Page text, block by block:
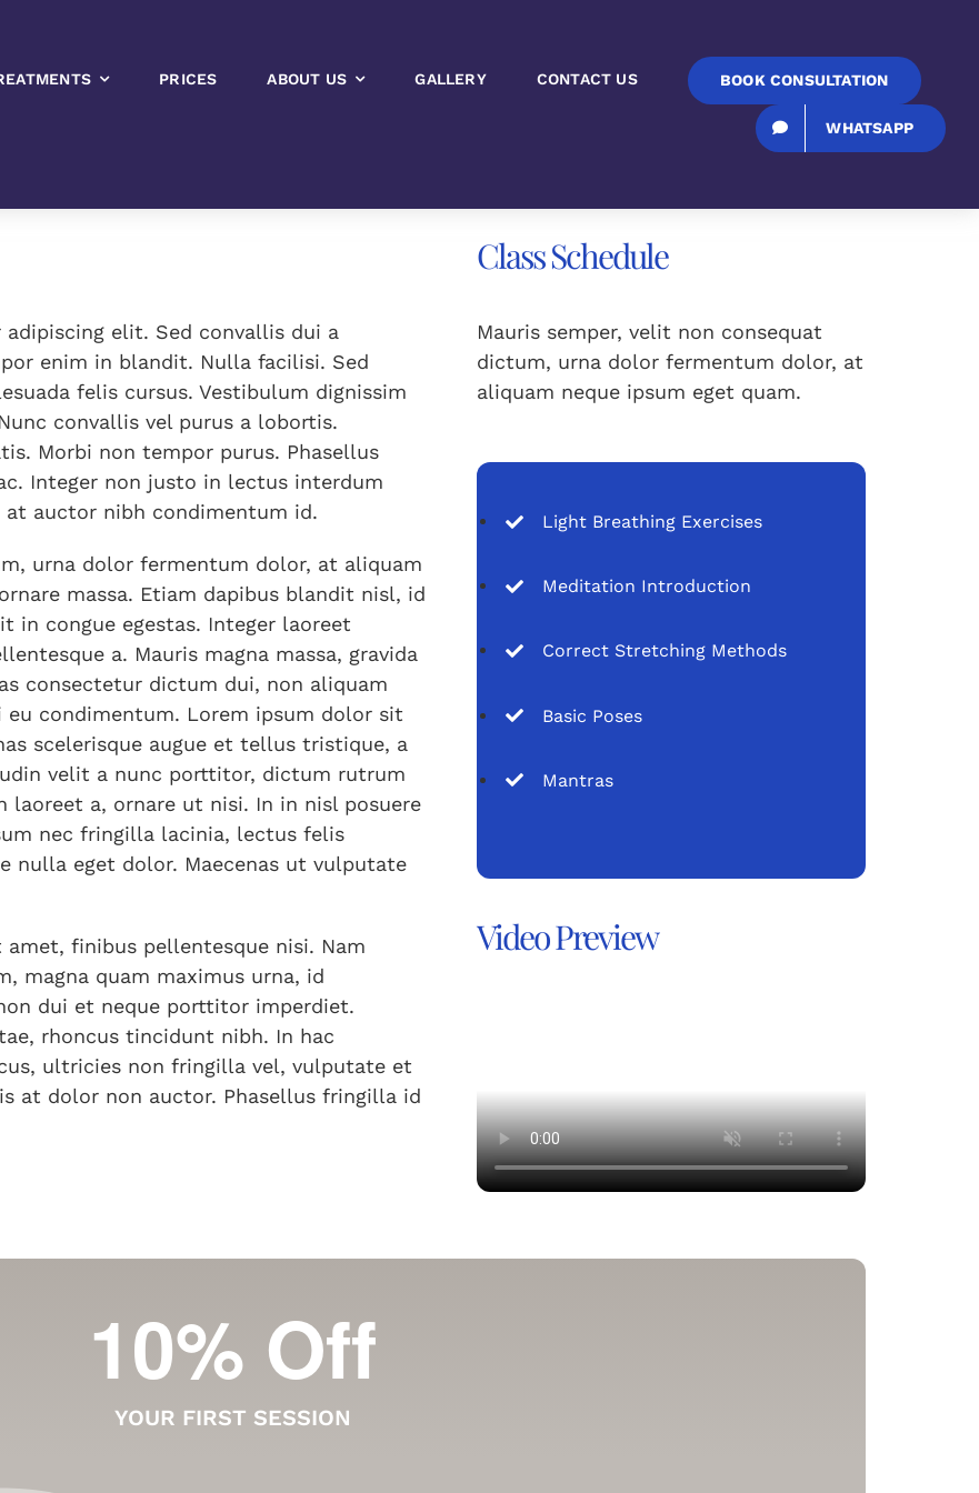
PRICES ABOUT US GALLERY CONTACT US BOOK CONSULTATION
WHATSAPP
THIS EVENT HAS PASSED.
17:00 | $20
elit. Sed convallis dui a
enim in blandit. Nulla facilisi. Sed
felis cursus. Vestibulum dignissim
convallis vel purus a lobortis.
Morbi non tempor purus. Phasellus
Integer non justo in lectus interdum
at auctor nibh condimentum id.
urna dolor fermentum dolor, at aliquam
massa. Etiam dapibus blandit nisl, id
in congue egestas. Integer laoreet
a. Mauris magna massa, gravida
consectetur dictum dui, non aliquam
condimentum. Lorem ipsum dolor sit
scelerisque augue et tellus tristique, a
velit a nunc porttitor, dictum rutrum
laoreet a, ornare ut nisi. In in nisl posuere
nec fringilla lacinia, lectus felis
nulla eget dolor. Maecenas ut vulputate
finibus pellentesque nisi. Nam
magna quam maximus urna, id
dui et neque porttitor imperdiet.
rhoncus tincidunt nibh. In hac
ultricies non fringilla vel, vulputate et
at dolor non auctor. Phasellus fringilla id
Class Schedule
Mauris semper, velit non consequat
dictum, urna dolor fermentum dolor, at
aliquam neque ipsum eget quam.
Light Breathing Exercises
Meditation Introduction
Correct Stretching Methods
Basic Poses
Mantras
Video Preview
YOUR FIRST SESSION